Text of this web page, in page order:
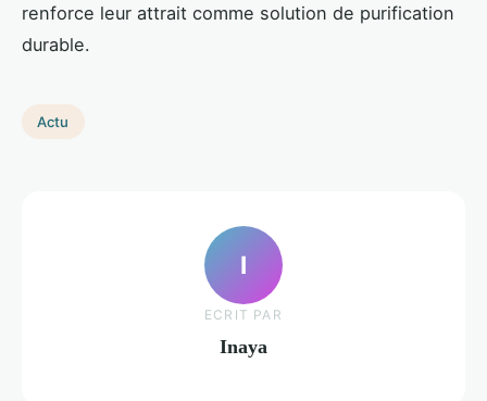
renforce leur attrait comme solution de purification
durable.
Actu
I
ECRIT PAR
Inaya